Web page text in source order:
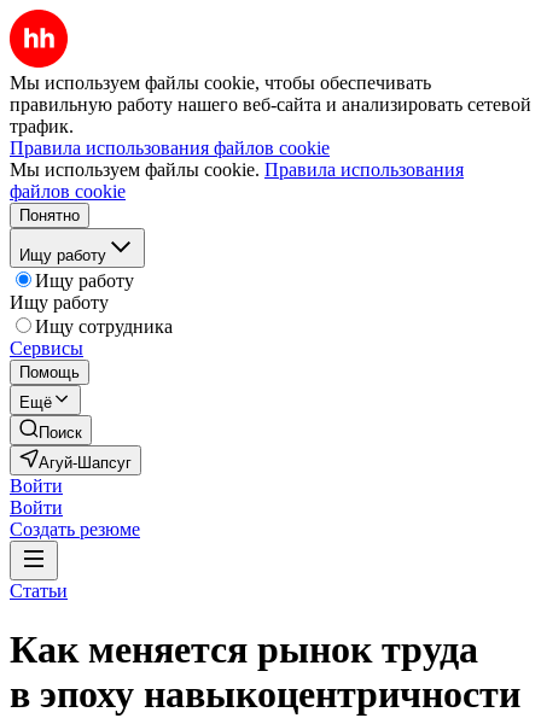
Мы используем файлы cookie, чтобы обеспечивать
правильную работу нашего веб-сайта и анализировать сетевой
трафик.
Правила использования файлов cookie
Мы используем файлы cookie. Правила использования
файлов cookie
Понятно
Ищу работу
Ищу работу
Ищу работу
Ищу сотрудника
Сервисы
Помощь
Ещё
Поиск
Агуй-Шапсуг
Войти
Войти
Создать резюме
Статьи
Как меняется рынок труда
в эпоху навыкоцентричности